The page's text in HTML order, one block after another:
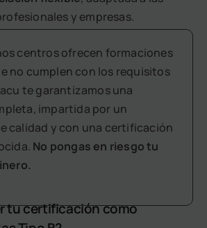
y empresas.
centros ofrecen formaciones
no cumplen con los requisitos
te garantizamos una
impartida por un
calidad y con una certificación
No pongas en riesgo tu
tu certificación como